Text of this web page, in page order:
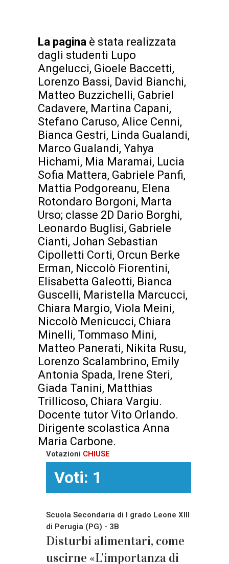
La pagina è stata realizzata
dagli studenti Lupo
Angelucci, Gioele Baccetti,
Lorenzo Bassi, David Bianchi,
Matteo Buzzichelli, Gabriel
Cadavere, Martina Capani,
Stefano Caruso, Alice Cenni,
Bianca Gestri, Linda Gualandi,
Marco Gualandi, Yahya
Hichami, Mia Maramai, Lucia
Sofia Mattera, Gabriele Panfi,
Mattia Podgoreanu, Elena
Rotondaro Borgoni, Marta
Urso; classe 2D Dario Borghi,
Leonardo Buglisi, Gabriele
Cianti, Johan Sebastian
Cipolletti Corti, Orcun Berke
Erman, Niccolò Fiorentini,
Elisabetta Galeotti, Bianca
Guscelli, Maristella Marcucci,
Chiara Margio, Viola Meini,
Niccolò Menicucci, Chiara
Minelli, Tommaso Mini,
Matteo Panerati, Nikita Rusu,
Lorenzo Scalambrino, Emily
Antonia Spada, Irene Steri,
Giada Tanini, Matthias
Trillicoso, Chiara Vargiu.
Docente tutor Vito Orlando.
Dirigente scolastica Anna
Maria Carbone.
Votazioni CHIUSE
Voti: 1
Scuola Secondaria di I grado Leone XIII
di Perugia (PG) - 3B
Disturbi alimentari, come
uscirne «L’importanza di